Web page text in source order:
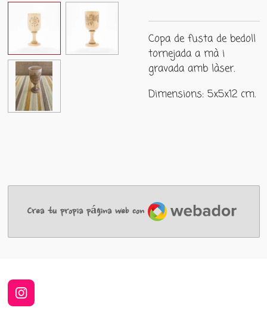
Copa de fusta de bedoll
tornejada a mà i
gravada amb làser.
Dimensions: 5x5x12 cm.
Crea tu propia página web con
Webador
I
n